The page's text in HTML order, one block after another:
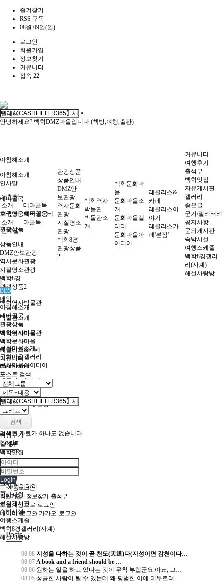
즐겨찾기
RSS 구독
08월 09일(일)
로그인
회원가입
정보찾기
커뮤니티
접속 22
안녕하세요? 백학DMZ마을입니다.(책방,여행,출판)
아침해소개
아침해소개
인사말
테마골목
호국영웅테마골목
관광상품
상품안내
DMZ안보관광
역사문화관광
지질명소관광
백학8경
관광상품2
백학역사박물관
박물관소개
백학문화마을
문화마을소개
문화마을갤러리
문화마을아이디어
레클리스&카페
레클리스이야기
레클리스카페'본점'
커뮤니티
여행후기
출석부
백학맛집
자유게시판
갤러리
좋은글
군가/밀리터리
공지사항
문의게시판
숙박시설
여행스케줄
백학8경갤러리(사계)
해설사랑방
아침해
소개
아침해
소개
인사말
테마골목
호국영웅테
마골목
관광상품
상품안내
DMZ안
보관광
역사문화
관광
지질명소
관광
백학8경
관광상품
2
백학역사
박물관
박물관소
개
백학문화마
을
문화마을소
개
문화마을갤
러리
문화마을아
이디어
레클리스&
카페
레클리스이
야기
레클리스카
페'본점'
커뮤니티
여행후기
출석부
백학맛집
자유게시판
갤러리
좋은글
군가/밀리터리
공지사항
문의게시판
숙박시설
여행스케줄
백학8경갤러
리(사계)
해설사랑방
BBS
메인
아침해소개
테마골목
관광상품
백학역사박물관
백학문화마을
레클리스&카페
커뮤니티
Post Search
포스트 검색
검색
검색된 자료가 하나도 없습니다.
Login
Login
자동로그인
회원가입| 정보찾기
출석부
소셜계정으로 로그인
네이버로그인 카카오 로그인
+ Posts
08.08 지성을 다하는 것이 곧 천도(天道)다(지성이면 감천이다…
08.07 A book and a friend should be …
08.06 원하는 일을 하고 있다는 것이 무척 부럽군요.아뇨, 그…
08.05 성공한 사람이 될 수 있는데 왜 평범한 이에 머무르려 …